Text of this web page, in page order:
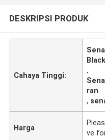
DESKRIPSI PRODUK
Cahaya Tinggi:
Black
,
ran
,
Harga
ve